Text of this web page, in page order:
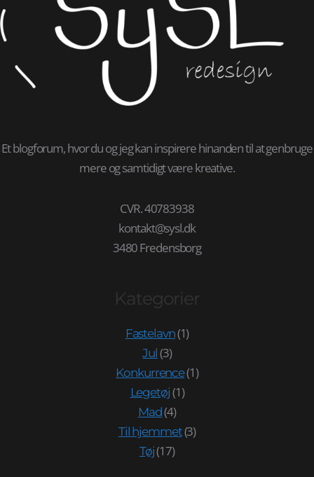
Et blogforum, hvor du og jeg kan inspirere hinanden til at genbruge
mere og samtidigt være kreative.
CVR. 40783938
kontakt@sysl.dk
3480 Fredensborg
Kategorier
Fastelavn(1)
Jul (3)
Konkurrence(1)
Legetøj (1)
Mad(4)
Til hjemmet(3)
Tøj(17)